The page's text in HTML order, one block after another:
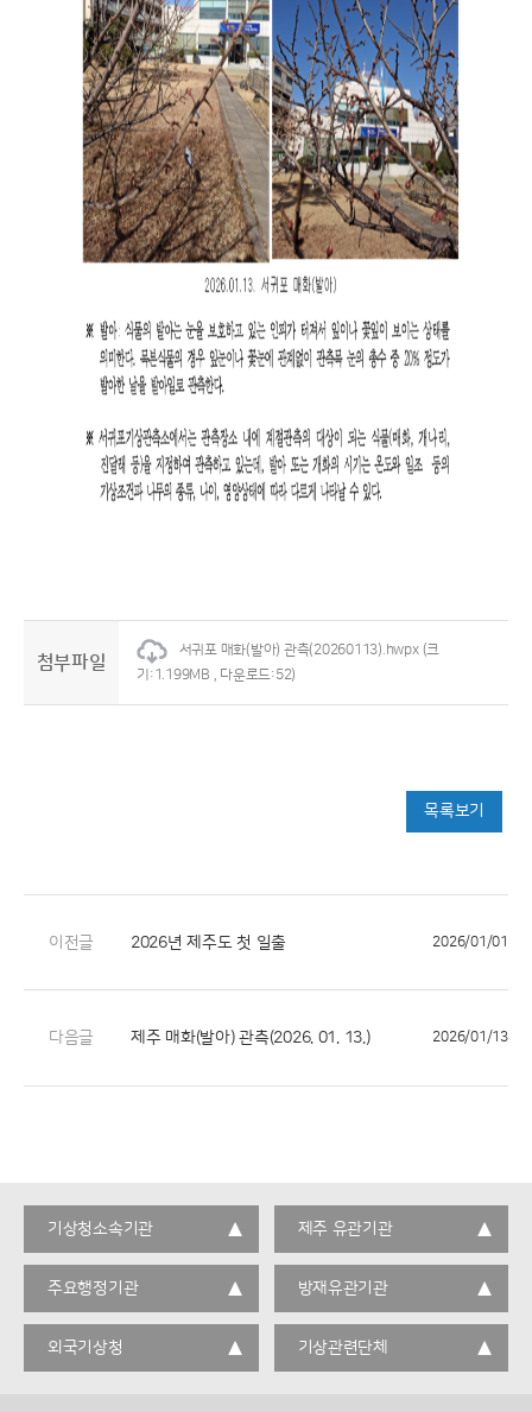
첨부파일
서귀포 매화(발아) 관측(20260113).hwpx (크
기:1.199MB , 다운로드:52)
목록보기
이전글 2026년 제주도 첫 일출 2026/01/01
다음글 제주 매화(발아) 관측(2026. 01. 13.) 2026/01/13
기상청소속기관 제주 유관기관
주요행정기관 방재유관기관
외국기상청 기상관련단체